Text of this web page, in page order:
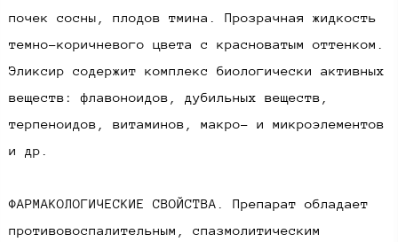
почек сосны, плодов тмина. Прозрачная жидкость
темно-коричневого цвета с красноватым оттенком.
Эликсир содержит комплекс биологически активных
веществ: флавоноидов, дубильных веществ,
терпеноидов, витаминов, макро- и микроэлементов
и др.​
ФАРМАКОЛОГИЧЕСКИЕ СВОЙСТВА. Препарат обладает
противовоспалительным, спазмолитическим